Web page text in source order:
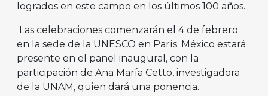
logrados en este campo en los últimos 100 años.
Las celebraciones comenzarán el 4 de febrero
en la sede de la UNESCO en París. México estará
presente en el panel inaugural, con la
participación de Ana María Cetto, investigadora
de la UNAM, quien dará una ponencia.